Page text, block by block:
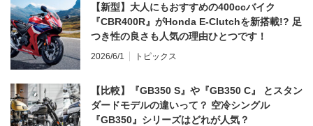
【新型】大人にもおすすめの400ccバイク
『CBR400R』がHonda E-Clutchを新搭載!? 足
つき性の良さも人気の理由ひとつです！
2026/6/1 トピックス
【比較】『GB350 S』や『GB350 C』 とスタン
ダードモデルの違いって？ 空冷シングル
『GB350』シリーズはどれが人気？